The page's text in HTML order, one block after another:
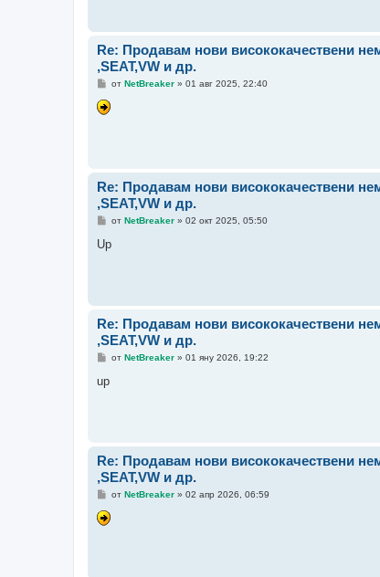
Re: Продавам нови висококачествени
,SEAT,VW и др.
М
е
н
от NetBreaker» 01 авг 2025, 22:40
Re: Продавам нови висококачествени
,SEAT,VW и др.
М
е
от NetBreaker» 02 окт 2025, 05:50
Up
Re: Продавам нови висококачествени
,SEAT,VW и др.
М
е
от NetBreaker» 01 яну 2026, 19:22
up
Re: Продавам нови висококачествени
,SEAT,VW и др.
М
е
н
от NetBreaker» 02 апр 2026, 06:59